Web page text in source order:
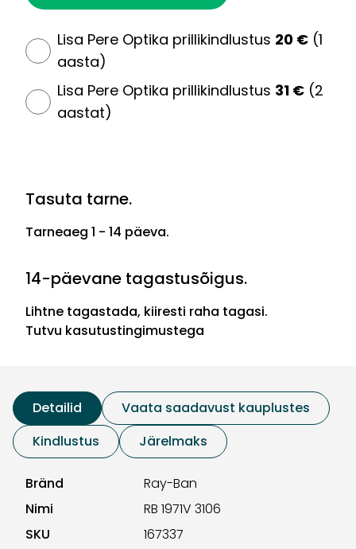
Lisa Pere Optika prillikindlustus 20 € (1
aasta)
Lisa Pere Optika prillikindlustus 31 € (2
aastat)
Tasuta tarne.
Tarneaeg 1 - 14 päeva.
14-päevane tagastusõigus.
Lihtne tagastada, kiiresti raha tagasi.
Tutvu kasutustingimustega
Detailid
Vaata saadavust kauplustes
Kindlustus
Järelmaks
Bränd
Ray-Ban
Nimi
RB 1971V 3106
SKU
167337